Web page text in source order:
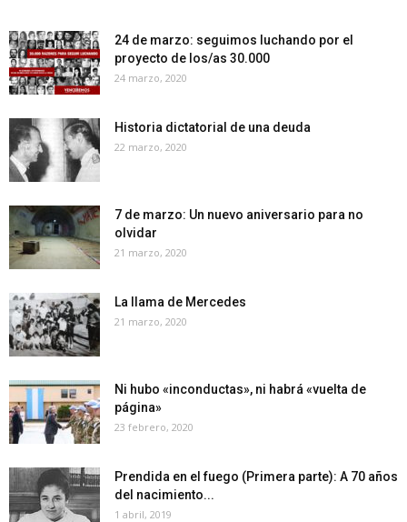
24 de marzo: seguimos luchando por el
proyecto de los/as 30.000
24 marzo, 2020
Historia dictatorial de una deuda
22 marzo, 2020
7 de marzo: Un nuevo aniversario para no
olvidar
21 marzo, 2020
La llama de Mercedes
21 marzo, 2020
Ni hubo «inconductas», ni habrá «vuelta de
página»
23 febrero, 2020
Prendida en el fuego (Primera parte): A 70 años
del nacimiento...
1 abril, 2019